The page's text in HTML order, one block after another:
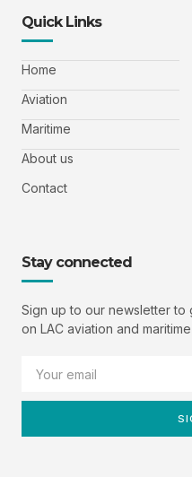
Quick Links
Home
Aviation
Maritime
About us
Contact
Stay connected
Sign up to our newsletter to
on LAC aviation and